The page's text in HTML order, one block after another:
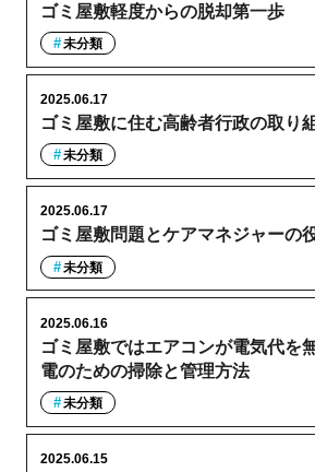
ゴミ屋敷軽度からの脱却第一歩
未分類
ゴミ屋敷に住む高齢者行政の取り
2025.06.17
未分類
ゴミ屋敷問題とケアマネジャーの
2025.06.17
未分類
ゴミ屋敷ではエアコンが電気代を
電のための掃除と管理方法
2025.06.16
未分類
2025.06.15